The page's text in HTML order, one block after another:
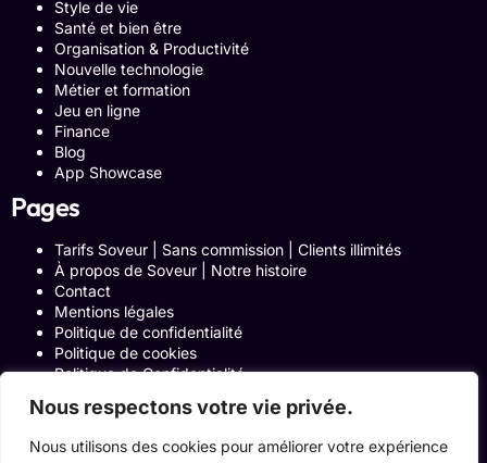
Nous respectons votre vie privée.
Nous utilisons des cookies pour améliorer votre expérience
Style de vie
Santé et bien être
Organisation & Productivité
Nouvelle technologie
Métier et formation
Jeu en ligne
Finance
Blog
App Showcase
Pages
Tarifs Soveur | Sans commission | Clients illimités
À propos de Soveur | Notre histoire
Contact
Mentions légales
Politique de confidentialité
Politique de cookies
Politique de Confidentialité
Blog
Programme Affiliation